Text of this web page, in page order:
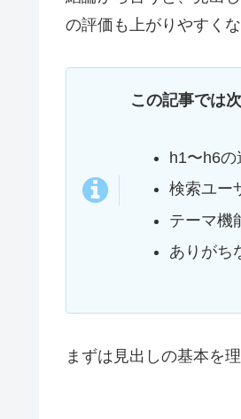
の評価も上がりやすくな
この記事では
h1〜h6の
検索ユー
テーマ機
ありがち
まずは見出しの基本を